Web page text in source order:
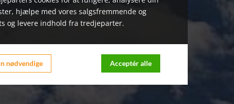
hjælpe med vores salgsfremmende og
og levere indhold fra tredjeparter.
nødvendige Acceptér alle